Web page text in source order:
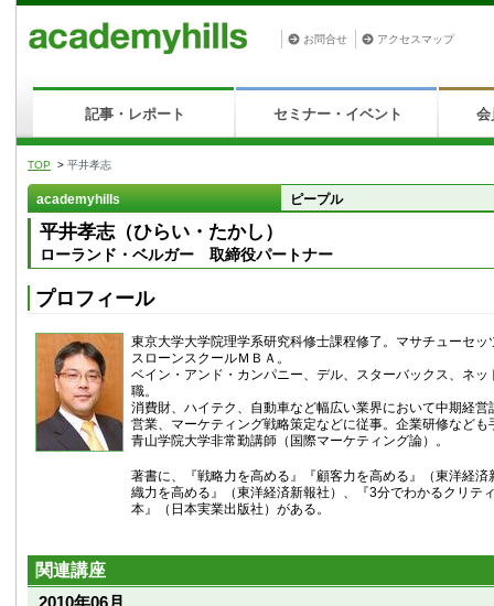
お問合せ アクセスマップ
記事・レポート セミナー・イベント 会
TOP > 平井孝志
academyhills ピープル
平井孝志（ひらい・たかし）
ローランド・ベルガー 取締役パートナー
プロフィール
東京大学大学院理学系研究科修士課程修了。マサチューセッ
スローンスクールＭＢＡ。
ベイン・アンド・カンパニー、デル、スターバックス、ネッ
職。
消費財、ハイテク、自動車など幅広い業界において中期経営
営業、マーケティング戦略策定などに従事。企業研修なども
青山学院大学非常勤講師（国際マーケティング論）。
著書に、『戦略力を高める』『顧客力を高める』（東洋経済
織力を高める』（東洋経済新報社）、『3分でわかるクリテ
本』（日本実業出版社）がある。
関連講座
2010年06月